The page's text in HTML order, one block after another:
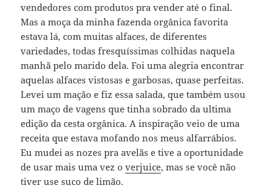
vendedores com produtos pra vender até o final.
Mas a moça da minha fazenda orgânica favorita
estava lá, com muitas alfaces, de diferentes
variedades, todas fresquíssimas colhidas naquela
manhã pelo marido dela. Foi uma alegria encontrar
aquelas alfaces vistosas e garbosas, quase perfeitas.
Levei um mação e fiz essa salada, que também usou
um maço de vagens que tinha sobrado da ultima
edição da cesta orgânica. A inspiração veio de uma
receita que estava mofando nos meus alfarrábios.
Eu mudei as nozes pra avelãs e tive a oportunidade
de usar mais uma vez overjuice, mas se você não
tiver use suco de limão.